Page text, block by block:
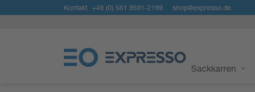
Kontakt +49 (0) 561 9591-2199 shop@expresso.de
Sackkarren